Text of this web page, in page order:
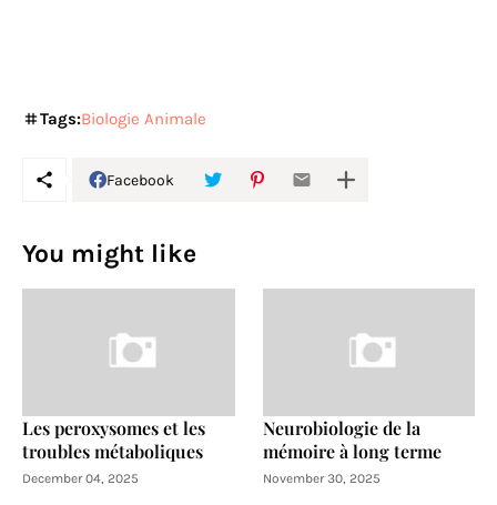
Tags:Biologie Animale
Facebook
You might like
Les peroxysomes et les
troubles métaboliques
December 04, 2025
Neurobiologie de la
mémoire à long terme
November 30, 2025